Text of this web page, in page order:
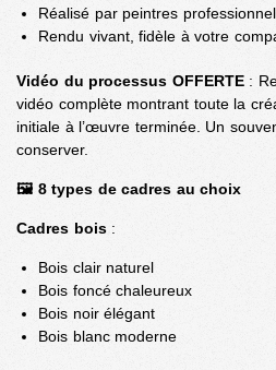
Réalisé par peintres
Rendu vivant, fidèle à votre
Vidéo du processus OFFERTE:
vidéo complète montrant toute la
initiale à l’œuvre terminée. Un
conserver.
🖼️ 8 types de cadres au choix
Cadres bois:
Bois clair naturel
Bois foncé chaleureux
Bois noir élégant
Bois blanc moderne